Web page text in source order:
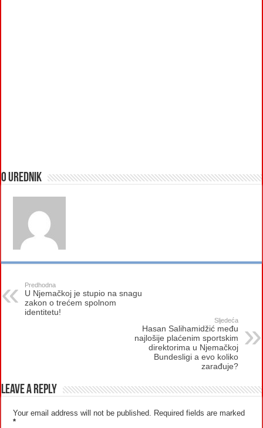
O urednik
Predhodna
U Njemačkoj je stupio na snagu
zakon o trećem spolnom
identitetu!
Sljedeća
Hasan Salihamidžić među
najlošije plaćenim sportskim
direktorima u Njemačkoj
Bundesligi a evo koliko
zarađuje?
Leave a Reply
Your email address will not be published. Required fields are marked
*